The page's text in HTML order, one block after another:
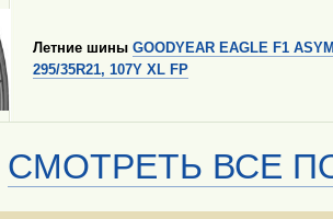
Летние шины GOODYEAR EAGLE F1
295/35R21, 107Y XL FP
СМОТРЕТЬ ВСЕ